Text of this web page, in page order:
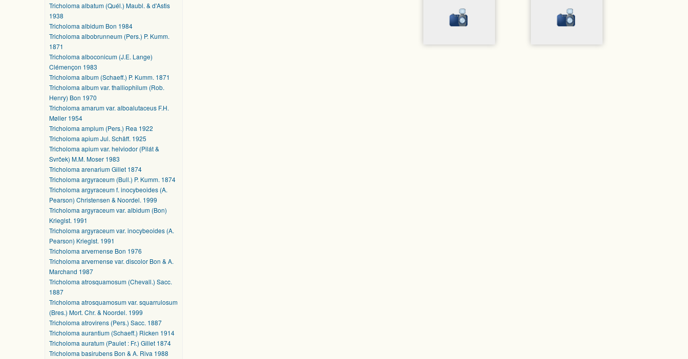
Tricholoma albatum (Quél.) Maubl. & d'Astis
1938
Tricholoma albidum Bon 1984
Tricholoma albobrunneum (Pers.) P. Kumm.
1871
Tricholoma alboconicum (J.E. Lange)
Clémençon 1983
Tricholoma album (Schaeff.) P. Kumm. 1871
Tricholoma album var. thalliophilum (Rob.
Henry) Bon 1970
Tricholoma amarum var. alboalutaceus F.H.
Møller 1954
Tricholoma amplum (Pers.) Rea 1922
Tricholoma apium Jul. Schäff. 1925
Tricholoma apium var. helviodor (Pilát &
Svrček) M.M. Moser 1983
Tricholoma arenarium Gillet 1874
Tricholoma argyraceum (Bull.) P. Kumm. 1874
Tricholoma argyraceum f. inocybeoides (A.
Pearson) Christensen & Noordel. 1999
Tricholoma argyraceum var. albidum (Bon)
Krieglst. 1991
Tricholoma argyraceum var. inocybeoides (A.
Pearson) Krieglst. 1991
Tricholoma arvernense Bon 1976
Tricholoma arvernense var. discolor Bon & A.
Marchand 1987
Tricholoma atrosquamosum (Chevall.) Sacc.
1887
Tricholoma atrosquamosum var. squarrulosum
(Bres.) Mort. Chr. & Noordel. 1999
Tricholoma atrovirens (Pers.) Sacc. 1887
Tricholoma aurantium (Schaeff.) Ricken 1914
Tricholoma auratum (Paulet : Fr.) Gillet 1874
Tricholoma basirubens Bon & A. Riva 1988